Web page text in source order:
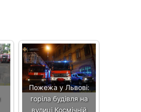
Пожежа у Львові:
горіла будівля на
вулиці Космічній